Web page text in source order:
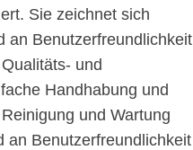
Sie zeichnet sich
an Benutzerfreundlichkeit
und
Handhabung und
und Wartung
an Benutzerfreundlichkeit